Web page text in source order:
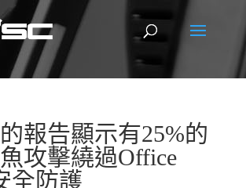
報告顯示有25%的
攻擊繞過Office
全防護